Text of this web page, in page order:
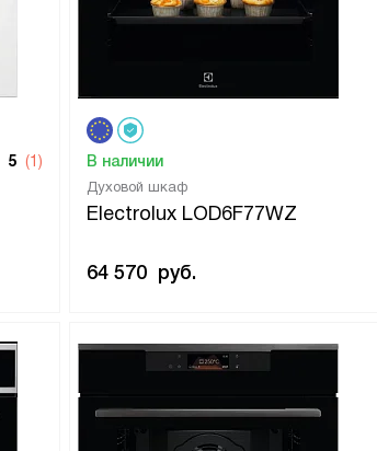
5 (1)
Духовой шкаф
Electrolux LOD6F77WZ
В наличии
64 570 руб.